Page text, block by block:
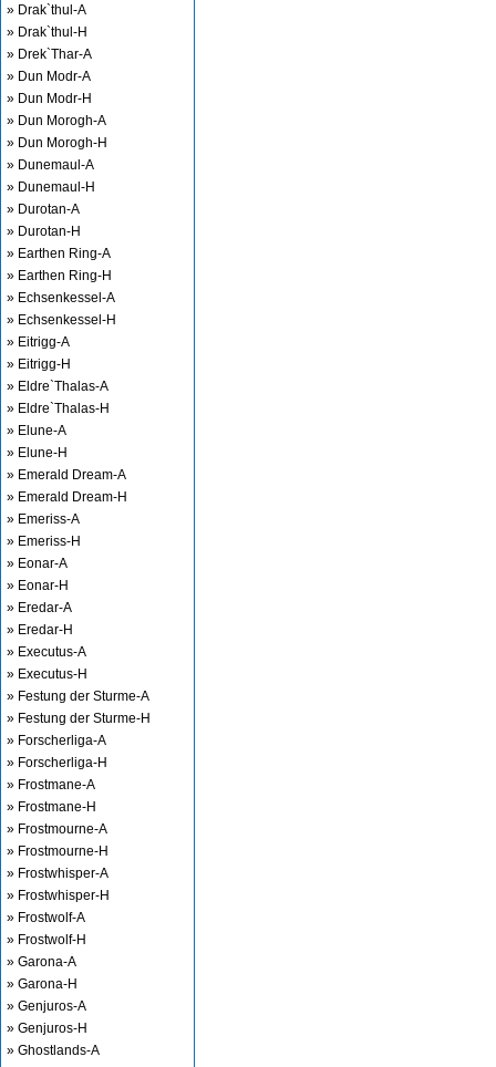
» Drak`thul-A
» Drak`thul-H
» Drek`Thar-A
» Dun Modr-A
» Dun Modr-H
» Dun Morogh-A
» Dun Morogh-H
» Dunemaul-A
» Dunemaul-H
» Durotan-A
» Durotan-H
» Earthen Ring-A
» Earthen Ring-H
» Echsenkessel-A
» Echsenkessel-H
» Eitrigg-A
» Eitrigg-H
» Eldre`Thalas-A
» Eldre`Thalas-H
» Elune-A
» Elune-H
» Emerald Dream-A
» Emerald Dream-H
» Emeriss-A
» Emeriss-H
» Eonar-A
» Eonar-H
» Eredar-A
» Eredar-H
» Executus-A
» Executus-H
» Festung der Sturme-A
» Festung der Sturme-H
» Forscherliga-A
» Forscherliga-H
» Frostmane-A
» Frostmane-H
» Frostmourne-A
» Frostmourne-H
» Frostwhisper-A
» Frostwhisper-H
» Frostwolf-A
» Frostwolf-H
» Garona-A
» Garona-H
» Genjuros-A
» Genjuros-H
» Ghostlands-A